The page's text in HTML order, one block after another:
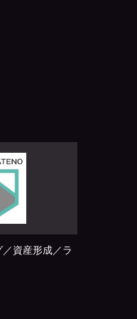
資産形成／ラ